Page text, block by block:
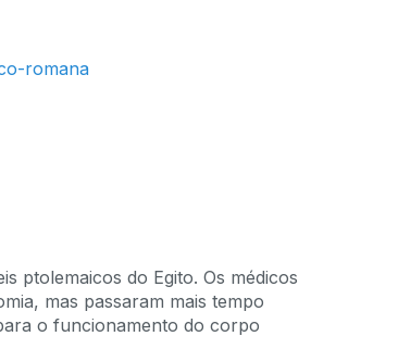
romana
ptolemaicos do Egito. Os médicos
mas passaram mais tempo
o funcionamento do corpo